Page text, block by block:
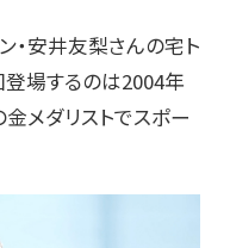
・安井友梨さんの宅ト
登場するのは2004年
メダリストでスポー